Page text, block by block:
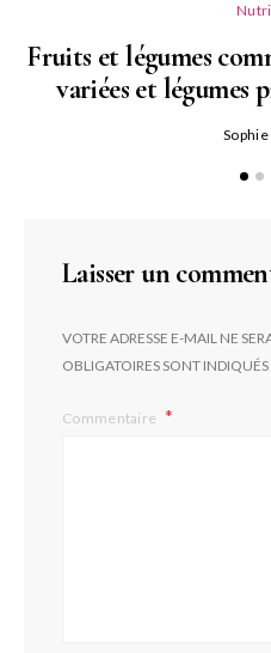
Fruits et légumes
variées et légumes
Laisser un
VOTRE ADRESSE E-MAIL NE
OBLIGATOIRES SONT INDIQUÉS
Commentaire